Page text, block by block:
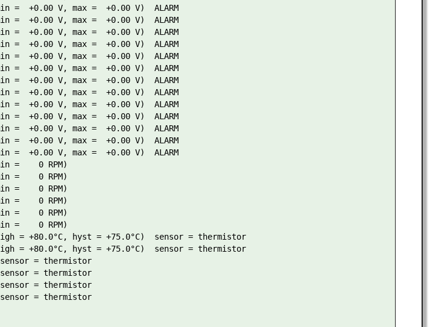
V, max =  +0.00 V)  ALARM
V, max =  +0.00 V)  ALARM
V, max =  +0.00 V)  ALARM
V, max =  +0.00 V)  ALARM
V, max =  +0.00 V)  ALARM
V, max =  +0.00 V)  ALARM
V, max =  +0.00 V)  ALARM
V, max =  +0.00 V)  ALARM
V, max =  +0.00 V)  ALARM
V, max =  +0.00 V)  ALARM
V, max =  +0.00 V)  ALARM
V, max =  +0.00 V)  ALARM
V, max =  +0.00 V)  ALARM
0 RPM)
=    0 RPM)
0 RPM)
0 RPM)
0 RPM)
0 RPM)
+80.0°C, hyst = +75.0°C)  sensor = thermistor
+80.0°C, hyst = +75.0°C)  sensor = thermistor
= thermistor
= thermistor
= thermistor
= thermistor